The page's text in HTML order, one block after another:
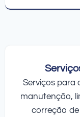
Serviços para
manutenção,
correção de